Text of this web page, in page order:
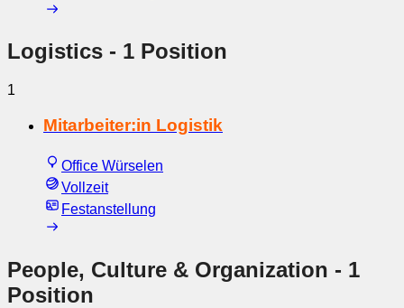
Logistics - 1 Position
1
Mitarbeiter:in Logistik
Office Würselen
Vollzeit
Festanstellung
People, Culture & Organization - 1
Position